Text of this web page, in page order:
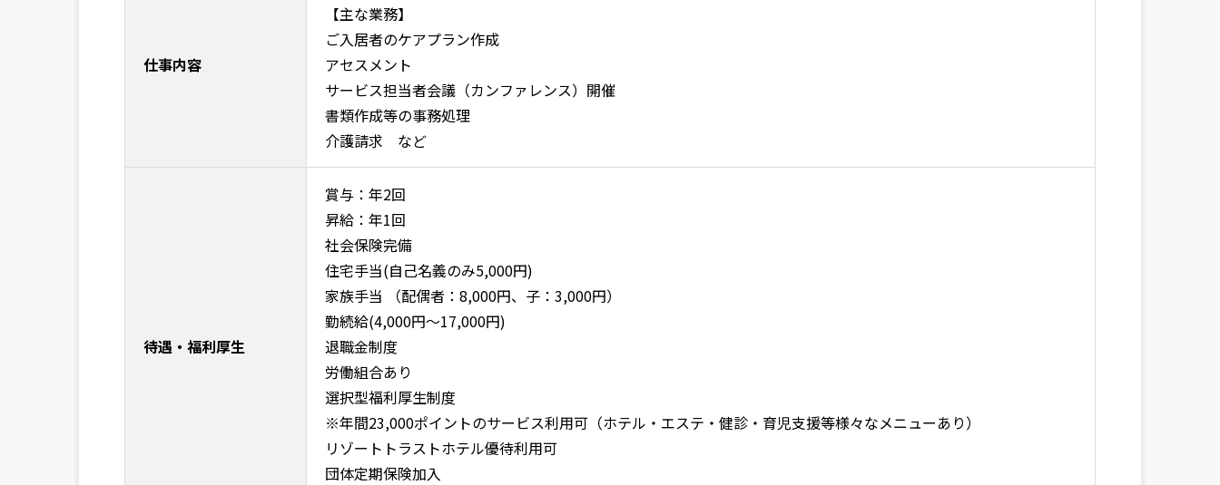
仕事内容
【主な業務】
ご入居者のケアプラン作成
アセスメント
サービス担当者会議（カンファレンス）開催
書類作成等の事務処理
介護請求 など
待遇・福利厚生
賞与：年2回
昇給：年1回
社会保険完備
住宅手当(自己名義のみ5,000円)
家族手当 （配偶者：8,000円、子：3,000円）
勤続給(4,000円～17,000円)
退職金制度
労働組合あり
選択型福利厚生制度
※年間23,000ポイントのサービス利用可（ホテル・エステ・健診・育児支援等様々なメニューあり）
リゾートトラストホテル優待利用可
団体定期保険加入